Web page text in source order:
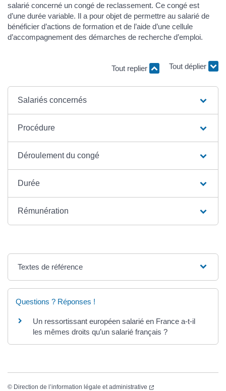
salarié concerné un congé de reclassement. Ce congé est
d’une durée variable. Il a pour objet de permettre au salarié de
bénéficier d’actions de formation et de l’aide d’une cellule
d’accompagnement des démarches de recherche d’emploi.
Tout replier Tout déplier
Salariés concernés
Procédure
Déroulement du congé
Durée
Rémunération
Textes de référence
Questions ? Réponses !
Un ressortissant européen salarié en France a-t-il
les mêmes droits qu’un salarié français ?
© Direction de l’information légale et administrative